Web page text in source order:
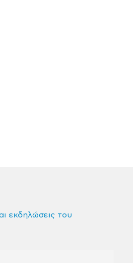
εκδηλώσεις του